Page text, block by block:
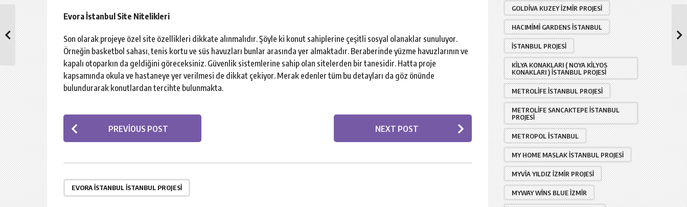
Evora İstanbul Site Nitelikleri
Son olarak projeye özel site özellikleri dikkate alınmalıdır. Şöyle ki konut sahiplerine çeşitli sosyal olanaklar sunuluyor.
Örneğin basketbol sahası, tenis kortu ve süs havuzları bunlar arasında yer almaktadır. Beraberinde yüzme havuzlarının ve
kapalı otoparkın da geldiğini göreceksiniz. Güvenlik sistemlerine sahip olan sitelerden bir tanesidir. Hatta proje
kapsamında okula ve hastaneye yer verilmesi de dikkat çekiyor. Merak edenler tüm bu detayları da göz önünde
bulundurarak konutlardan tercihte bulunmakta.
P
o
PREVIOUS POST NEXT POST
EVORA İSTANBUL İSTANBUL PROJESI
GOLDIVA KUZEY İZMIR PROJESI
HACIMIMI GARDENS İSTANBUL
İSTANBUL PROJESI
KILYA KONAKLARI ( NOYA KILYOS
KONAKLARI ) İSTANBUL PROJESI
METROLIFE İSTANBUL PROJESI
METROLIFE SANCAKTEPE İSTANBUL
PROJESI
METROPOL İSTANBUL
MY HOME MASLAK İSTANBUL PROJESI
MYVIA YILDIZ İZMIR PROJESI
MYWAY WINS BLUE İZMIR